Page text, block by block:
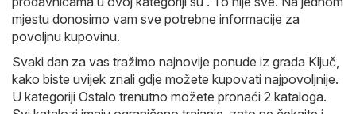
mjestu donosimo vam sve potrebne informacije za
povoljnu kupovinu.
Svaki dan za vas tražimo najnovije ponude iz grada Ključ,
kako biste uvijek znali gdje možete kupovati najpovoljnije.
U kategoriji Ostalo trenutno možete pronaći 2 kataloga.